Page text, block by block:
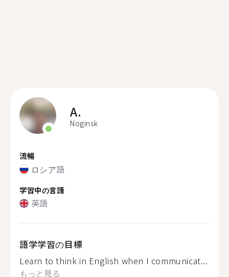
A.
Noginsk
流暢
ロシア語
学習中の言語
英語
語学学習の目標
Learn to think in English when I communicat...
もっと見る